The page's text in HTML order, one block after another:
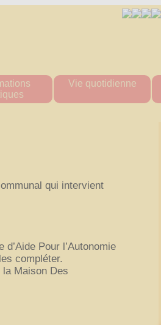
Sociale
ventes
Vie quotidienne
qui intervient
Pour l’Autonomie
compléter.
Maison Des